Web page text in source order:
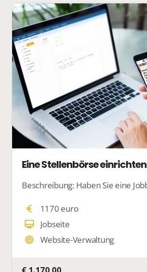
Eine Stellenbörse einrichten
1170 euro
Jobseite
Website-Verwaltung